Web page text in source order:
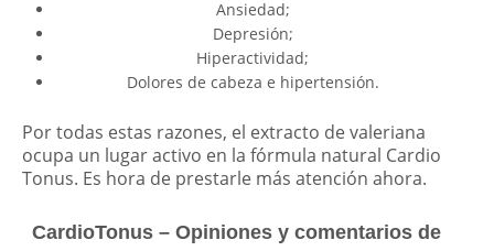
Ansiedad;
Depresión;
Hiperactividad;
Dolores de cabeza e hipertensión.
Por todas estas razones, el extracto de valeriana
ocupa un lugar activo en la fórmula natural Cardio
Tonus. Es hora de prestarle más atención ahora.
CardioTonus – Opiniones y comentarios de